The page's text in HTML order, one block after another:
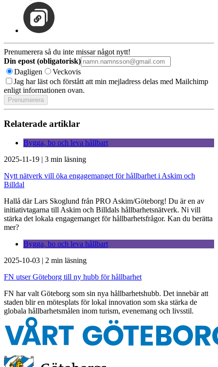
Prenumerera så du inte missar något nytt!
Din epost (obligatorisk)
Dagligen
Veckovis
Jag har läst och förstått att min mejladress delas med Mailchimp
enligt informationen ovan.
Relaterade artiklar
Bygga, bo och leva hållbart
2025-11-19 | 3 min läsning
Nytt nätverk vill öka engagemanget för hållbarhet i Askim och
Billdal
Hallå där Lars Skoglund från PRO Askim/Göteborg! Du är en av
initiativtagarna till Askim och Billdals hållbarhetsnätverk. Ni vill
stärka det lokala engagemanget för hållbarhetsfrågor. Kan du berätta
mer?
Bygga, bo och leva hållbart
2025-10-03 | 2 min läsning
FN utser Göteborg till ny hubb för hållbarhet
FN har valt Göteborg som sin nya hållbarhetshubb. Det innebär att
staden blir en mötesplats för lokal innovation som ska stärka de
globala hållbarhetsmålen inom turism, evenemang och livsstil.